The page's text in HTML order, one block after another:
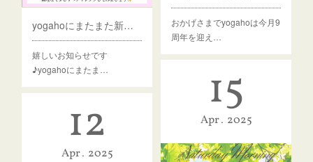
yogahoにまたまた新しい先生が仲間入り♪
嬉しいお知らせです
♪yogahoにまたま…
おかげさまでyogahoは今月9
周年を迎え…
15
Apr 2025
12
Apr 2025